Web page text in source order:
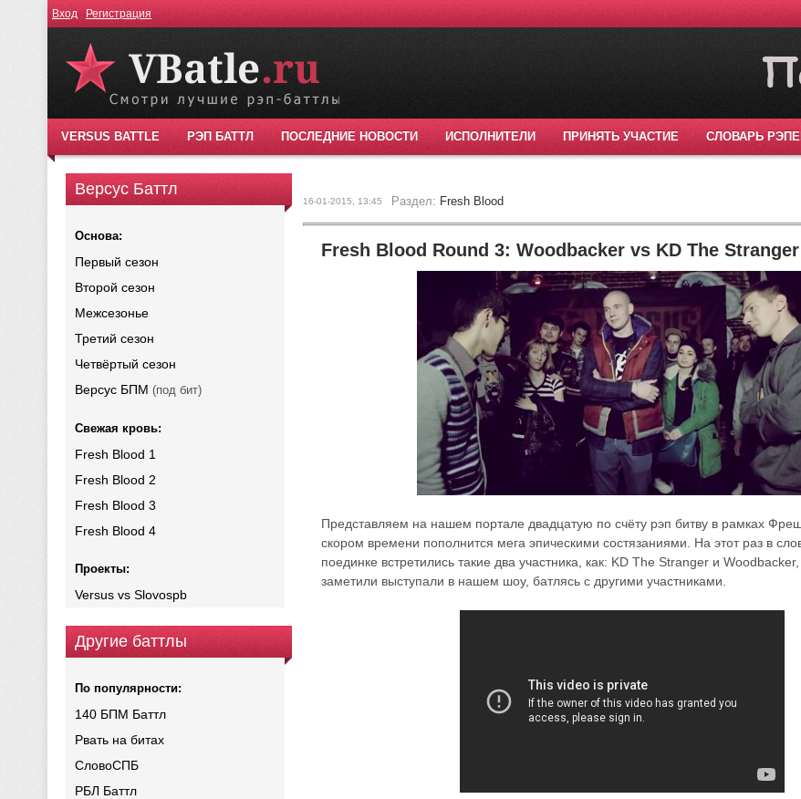
Вход Регистрация
VERSUS BATTLE РЭП БАТТЛ ПОСЛЕДНИЕ НОВОСТИ ИСПОЛНИТЕЛИ ПРИНЯТЬ УЧАСТИЕ СЛОВАРЬ
Версус Баттл
Основа:
Первый сезон
Второй сезон
Межсезонье
Третий сезон
Четвёртый сезон
Версус БПМ (под бит)
Свежая кровь:
Fresh Blood 1
Fresh Blood 2
Fresh Blood 3
Fresh Blood 4
Проекты:
Versus vs Slovospb
Другие баттлы
По популярности:
140 БПМ Баттл
Рвать на битах
СловоСПБ
РБЛ Баттл
16-01-2015, 13:45 Раздел: Fresh Blood
Fresh Blood Round 3: Woodbacker vs KD The Stranger
Представляем на нашем портале двадцатую по счёту рэп битву в рамках
скором времени пополнится мега эпическими состязаниями. На этот раз в
поединке встретились такие два участника, как: KD The Stranger и
заметили выступали в нашем шоу, батлясь с другими участниками.